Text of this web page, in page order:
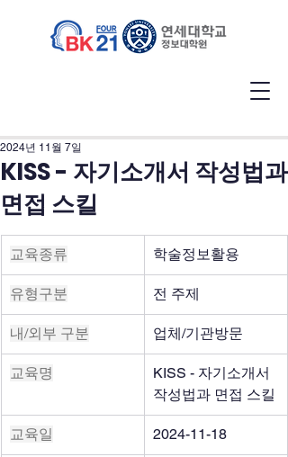
KISS - 자기소개서 작성법과
면접 스킬
2024년 11월 7일
교육종류 학술정보활용
유형구분 전 주제
내/외부 구분 업체/기관방문
교육명
KISS - 자기소개서
작성법과 면접 스킬
교육일 2024-11-18